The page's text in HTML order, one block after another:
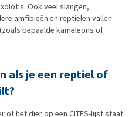
Ook veel slangen,
amfibieën en reptielen vallen
bepaalde kameleons of
als je een reptiel of
of het dier op een CITES-lijst staat